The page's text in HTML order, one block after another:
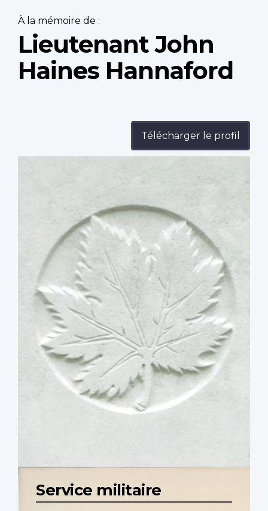
À la mémoire de :
Lieutenant John
Haines Hannaford
Télécharger le profil
Service militaire